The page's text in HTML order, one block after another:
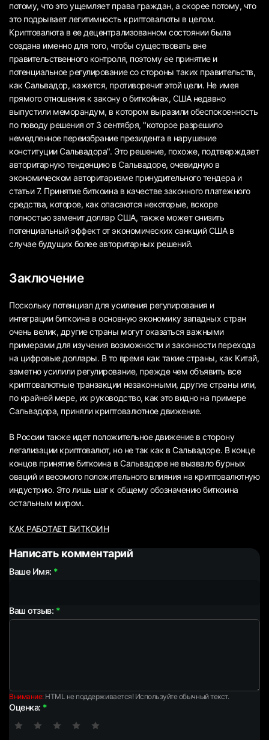
потому, что это ущемляет права граждан, а скорее потому, что
это подрывает легитимность криптовалюты в целом.
Криптовалюта в ее децентрализованном состоянии была
создана именно для того, чтобы существовать вне
правительственного контроля, поэтому ее принятие и
потенциальное регулирование со стороны таких правительств,
как Сальвадор, кажется, противоречит этой цели. Не имея
прямого отношения к закону о биткойнах, США недавно
выпустили меморандум, в котором выразили обеспокоенность
по поводу решения от 3 сентября, "которое разрешило
немедленное переизбрание президента в нарушение
конституции Сальвадора". Это решение, похоже, подтверждает
авторитарную тенденцию в Сальвадоре, очевидную в
экономическом авторитаризме принудительного тендера и
статьи 7. Принятие биткоина в качестве законного платежного
средства, которое, как опасаются некоторые, вскоре
полностью заменит доллар США, также может снизить
потенциальный эффект от экономических санкций США в
случае будущих более авторитарных решений.
Заключение
Поскольку потенциал для усиления регулирования и
интеграции биткоина в основную экономику западных стран
очень велик, другие страны могут оказаться важными
примерами для изучения возможности и законности перехода
на цифровые доллары. В то время как такие страны, как Китай,
заметно усилили регулирование, прежде чем объявить все
криптовалютные транзакции незаконными, другие страны или,
по крайней мере, их руководство, как это видно на примере
Сальвадора, приняли криптовалютное движение.
В России также идет положительное движение в сторону
легализации криптовалют, но не так как в Сальвадоре. В конце
концов принятие биткоина в Сальвадоре не вызвало бурных
оваций и весомого положительного влияния на криптовалютную
индустрию. Это лишь шаг к общему обозначению биткоина
остальным миром.
КАК РАБОТАЕТ БИТКОИН
Написать комментарий
Ваше Имя:
Ваш отзыв:
Внимание:HTML не поддерживается! Используйте обычный текст.
Оценка: